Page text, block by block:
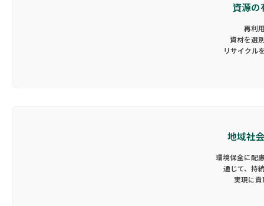
資源の
再利
資材を選
リサイクル
地域社
環境保全に配
通じて、持
実現に貢